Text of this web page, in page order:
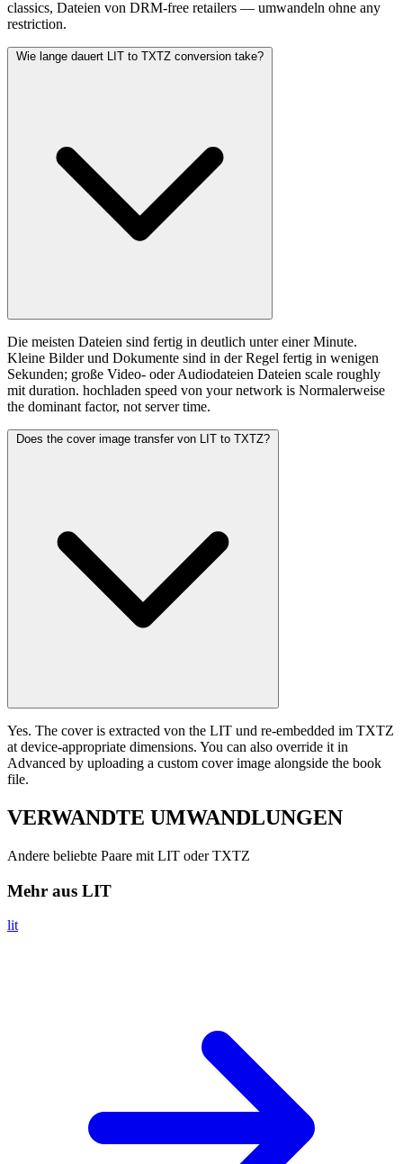
classics, Dateien von DRM-free retailers — umwandeln ohne any
restriction.
Wie lange dauert LIT to TXTZ conversion take?
Die meisten Dateien sind fertig in deutlich unter einer Minute.
Kleine Bilder und Dokumente sind in der Regel fertig in wenigen
Sekunden; große Video- oder Audiodateien Dateien scale roughly
mit duration. hochladen speed von your network is Normalerweise
the dominant factor, not server time.
Does the cover image transfer von LIT to TXTZ?
Yes. The cover is extracted von the LIT und re-embedded im TXTZ
at device-appropriate dimensions. You can also override it in
Advanced by uploading a custom cover image alongside the book
file.
VERWANDTE UMWANDLUNGEN
Andere beliebte Paare mit LIT oder TXTZ
Mehr aus LIT
lit